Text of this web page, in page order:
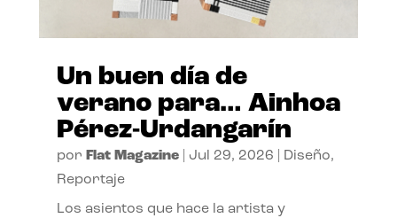
Un buen día de
verano para… Ainhoa
Pérez-Urdangarín
por Flat Magazine| Jul 29, 2026 Diseño,
Reportaje
Los asientos que hace la artista y